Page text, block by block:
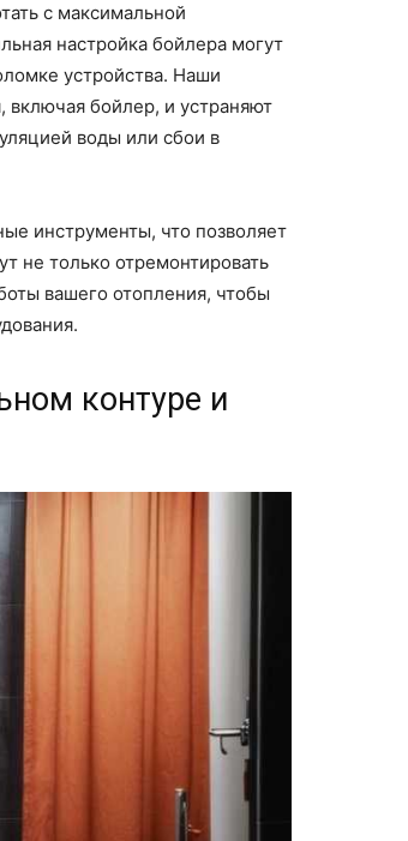
с максимальной
настройка бойлера могут
устройства. Наши
включая бойлер, и устраняют
воды или сбои в
инструменты, что позволяет
не только отремонтировать
вашего отопления, чтобы
контуре и